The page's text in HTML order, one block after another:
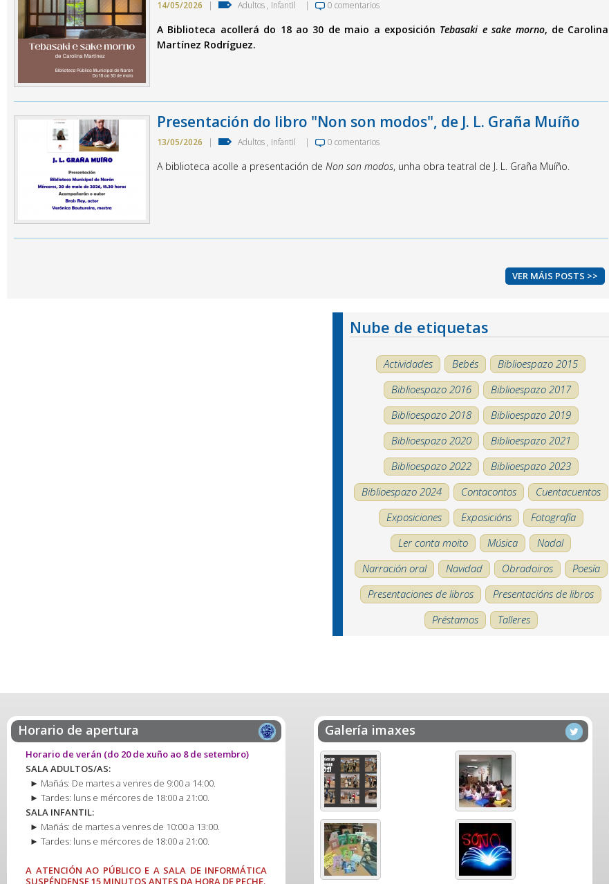
14/05/2026 Adultos , Infantil 0 comentarios
A Biblioteca acollerá do 18 ao 30 de maio a exposición Tebasaki e sake morno, de Carolina
Martínez Rodríguez.
Presentación do libro "Non son modos", de J. L. Graña Muíño
13/05/2026 Adultos , Infantil 0 comentarios
A biblioteca acolle a presentación de Non son modos, unha obra teatral de J. L. Graña Muíño.
VER MÁIS POSTS >>
Nube de etiquetas
Actividades Bebés
Biblioespazo 2015
Biblioespazo 2016
Biblioespazo 2017
Biblioespazo 2018
Biblioespazo 2019
Biblioespazo 2020
Biblioespazo 2021
Biblioespazo 2022
Biblioespazo 2023
Biblioespazo 2024
Contacontos
Cuentacuentos
Exposiciones
Exposicións
Fotografía
Ler conta moito
Música
Nadal
Narración oral
Navidad Obradoiros
Poesía
Presentaciones de libros
Presentacións de libros
Préstamos
Talleres
Horario de apertura
Horario de verán (do 20 de xuño ao 8 de setembro)
SALA ADULTOS/AS:
► Mañás: De martes a venres de 9:00 a 14:00.
► Tardes: luns e mércores de 18:00 a 21:00.
SALA INFANTIL:
► Mañás: de martes a venres de 10:00 a 13:00.
► Tardes: luns e mércores de 18:00 a 21:00.
A ATENCIÓN AO PÚBLICO E A SALA DE INFORMÁTICA
SUSPÉNDENSE 15 MINUTOS ANTES DA HORA DE PECHE.
Galería imaxes